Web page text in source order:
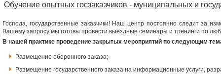
Обучение опытных госзаказчиков - муниципальных и
Господа, государственные заказчики! Наш центр постоянно следит за
Вашему запросу мы готовы провести выездные семинары и тренинги по
В нашей практике проведение закрытых мероприятий по следующим
Размещение оборонного заказа;
Размещение государственного заказа на информационные услуги,